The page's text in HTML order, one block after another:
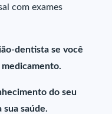
com exames
dentista se você
do seu
sua saúde.